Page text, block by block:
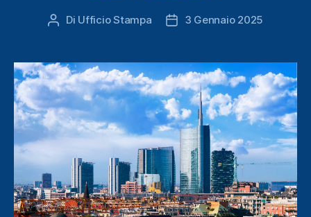
Autore
Di Ufficio Stampa
Data3 Gennaio 2025